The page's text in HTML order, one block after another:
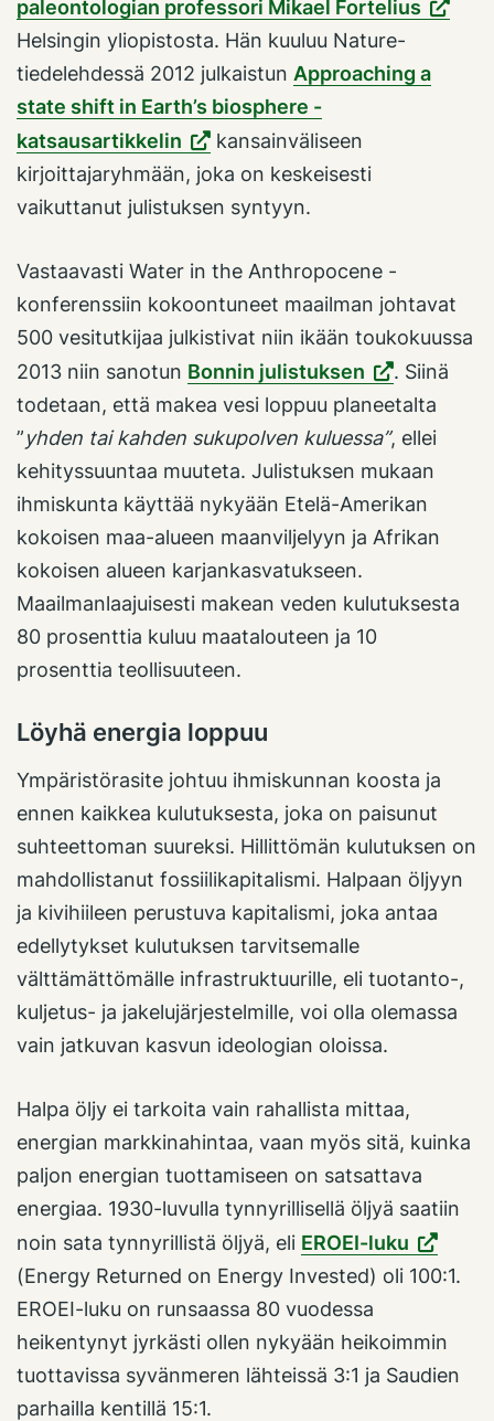
paleontologian professori Mikael Fortelius
Helsingin yliopistosta. Hän kuuluu Nature-
tiedelehdessä 2012 julkaistun Approaching a
state shift in Earth’s biosphere -
katsausartikkelin
kansainväliseen
kirjoittajaryhmään, joka on keskeisesti
vaikuttanut julistuksen syntyyn.
Vastaavasti Water in the Anthropocene -
konferenssiin kokoontuneet maailman johtavat
500 vesitutkijaa julkistivat niin ikään toukokuussa
2013 niin sanotun Bonnin julistuksen
. Siinä
todetaan, että makea vesi loppuu planeetalta
”yhden tai kahden sukupolven kuluessa”, ellei
kehityssuuntaa muuteta. Julistuksen mukaan
ihmiskunta käyttää nykyään Etelä-Amerikan
kokoisen maa-alueen maanviljelyyn ja Afrikan
kokoisen alueen karjankasvatukseen.
Maailmanlaajuisesti makean veden kulutuksesta
80 prosenttia kuluu maatalouteen ja 10
prosenttia teollisuuteen.
Löyhä energia loppuu
Ympäristörasite johtuu ihmiskunnan koosta ja
ennen kaikkea kulutuksesta, joka on paisunut
suhteettoman suureksi. Hillittömän kulutuksen on
mahdollistanut fossiilikapitalismi. Halpaan öljyyn
ja kivihiileen perustuva kapitalismi, joka antaa
edellytykset kulutuksen tarvitsemalle
välttämättömälle infrastruktuurille, eli tuotanto-,
kuljetus- ja jakelujärjestelmille, voi olla olemassa
vain jatkuvan kasvun ideologian oloissa.
Halpa öljy ei tarkoita vain rahallista mittaa,
energian markkinahintaa, vaan myös sitä, kuinka
paljon energian tuottamiseen on satsattava
energiaa. 1930-luvulla tynnyrillisellä öljyä saatiin
noin sata tynnyrillistä öljyä, eli EROEI-luku
(Energy Returned on Energy Invested) oli 100:1.
EROEI-luku on runsaassa 80 vuodessa
heikentynyt jyrkästi ollen nykyään heikoimmin
tuottavissa syvänmeren lähteissä 3:1 ja Saudien
parhailla kentillä 15:1.